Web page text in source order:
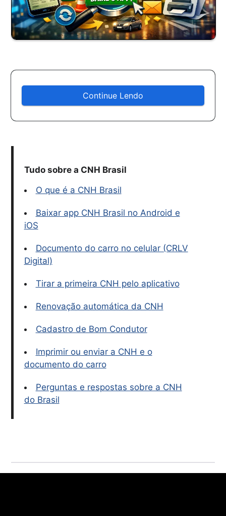
Continue Lendo
Tudo sobre a CNH Brasil
O que é a CNH Brasil
Baixar app CNH Brasil no Android e
iOS
Documento do carro no celular (CRLV
Digital)
Tirar a primeira CNH pelo aplicativo
Renovação automática da CNH
Cadastro de Bom Condutor
Imprimir ou enviar a CNH e o
documento do carro
Perguntas e respostas sobre a CNH
do Brasil